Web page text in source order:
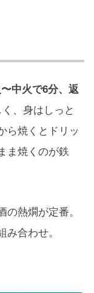
中火で6分、返
、身はしっと
ら焼くとドリッ
ま焼くのが鉄
の熱燗が定番。
合わせ。